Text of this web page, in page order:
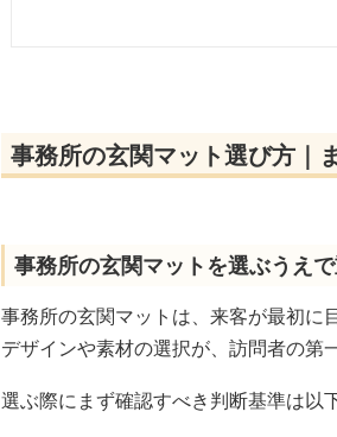
事務所の玄関マット選び方｜
事務所の玄関マットを選ぶうえ
事務所の玄関マットは、来客が最初に
デザインや素材の選択が、訪問者の第
選ぶ際にまず確認すべき判断基準は以